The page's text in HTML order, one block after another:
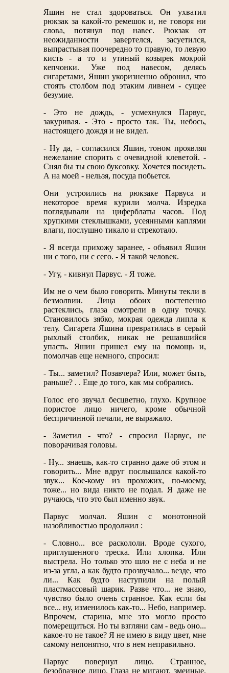
Яшин не стал здороваться. Он ухватил
рюкзак за какой-то ремешок и, не говоря ни
слова, потянул под навес. Рюкзак от
неожиданности завертелся, засуетился,
выпрастывая поочередно то правую, то левую
кисть - а то и утиный козырек мокрой
кепчонки. Уже под навесом, делясь
сигаретами, Яшин укоризненно обронил, что
стоять столбом под этаким ливнем - сущее
безумие.
- Это не дождь, - усмехнулся Парвус,
закуривая. - Это - просто так. Ты, небось,
настоящего дождя и не видел.
- Ну да, - согласился Яшин, тоном проявляя
нежелание спорить с очевидной клеветой. -
Снял бы ты свою буксовку. Хочется посидеть.
А на моей - нельзя, посуда побьется.
Они устроились на рюкзаке Парвуса и
некоторое время курили молча. Изредка
поглядывали на циферблаты часов. Под
хрупкими стеклышками, усеянными каплями
влаги, послушно тикало и стрекотало.
- Я всегда прихожу заранее, - объявил Яшин
ни с того, ни с сего. - Я такой человек.
- Угу, - кивнул Парвус. - Я тоже.
Им не о чем было говорить. Минуты текли в
безмолвии. Лица обоих постепенно
растеклись, глаза смотрели в одну точку.
Становилось зябко, мокрая одежда липла к
телу. Сигарета Яшина превратилась в серый
рыхлый столбик, никак не решавшийся
упасть. Яшин пришел ему на помощь и,
помолчав еще немного, спросил:
- Ты... заметил? Позавчера? Или, может быть,
раньше? . . Еще до того, как мы собрались.
Голос его звучал бесцветно, глухо. Крупное
пористое лицо ничего, кроме обычной
беспричинной печали, не выражало.
- Заметил - что? - спросил Парвус, не
поворачивая головы.
- Ну... знаешь, как-то странно даже об этом и
говорить... Мне вдруг послышался какой-то
звук... Кое-кому из прохожих, по-моему,
тоже... но вида никто не подал. Я даже не
ручаюсь, что это был именно звук.
Парвус молчал. Яшин с монотонной
назойливостью продолжил :
- Словно... все раскололи. Вроде сухого,
приглушенного треска. Или хлопка. Или
выстрела. Но только это шло не с неба и не
из-за угла, а как будто прозвучало... везде, что
ли... Как будто наступили на полый
пластмассовый шарик. Разве что... не знаю,
чувство было очень странное. Как если бы
все... ну, изменилось как-то... Небо, например.
Впрочем, старина, мне это могло просто
померещиться. Но ты взгляни сам - ведь оно...
какое-то не такое? Я не имею в виду цвет, мне
самому непонятно, что в нем неправильно.
Парвус повернул лицо. Странное,
безобразное лицо. Глаза не мигают, змеиные.